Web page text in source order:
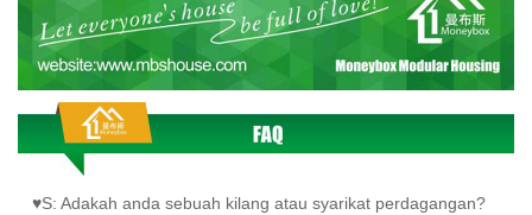
♥S: Adakah anda sebuah kilang atau syarikat perdagangan?